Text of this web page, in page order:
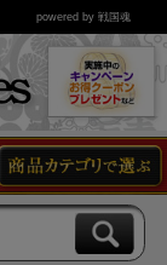
powered by 戦国魂